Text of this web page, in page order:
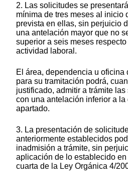
2. Las solicitudes se
mínima de tres meses al inicio
prevista en ellas, sin perjuicio
una antelación mayor que no
superior a seis meses
actividad laboral.
El área, dependencia u oficina
para su tramitación podrá,
justificado, admitir a trámite
con una antelación inferior a
apartado.
3. La presentación de
anteriormente establecidos
inadmisión a trámite, sin
aplicación de lo establecido
cuarta de la Ley Orgánica 4/